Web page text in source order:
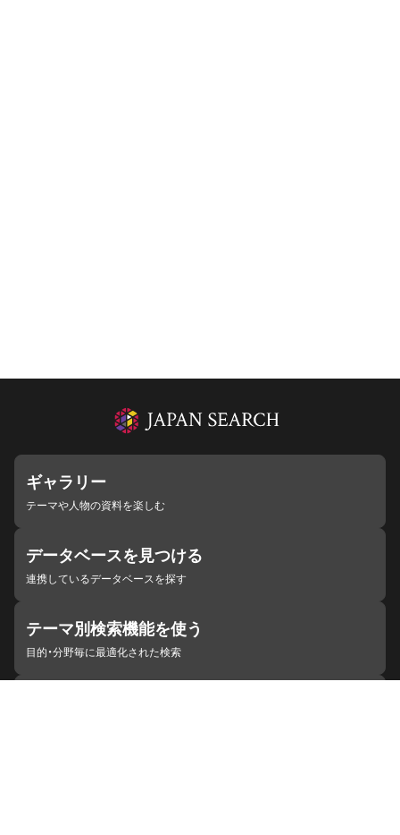
ギャラリー
テーマや人物の資料を楽しむ
データベースを見つける
連携しているデータベースを探す
テーマ別検索機能を使う
目的・分野毎に最適化された検索